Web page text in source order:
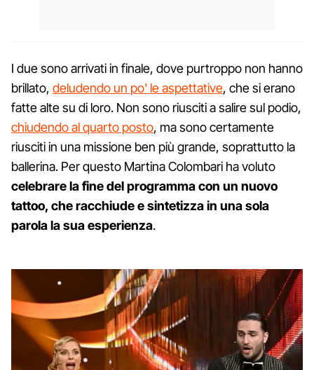
I due sono arrivati in finale, dove purtroppo non hanno
brillato, deludendo un po' le aspettative, che si erano
fatte alte su di loro. Non sono riusciti a salire sul podio,
chiudendo al quarto posto, ma sono certamente
riusciti in una missione ben più grande, soprattutto la
ballerina. Per questo Martina Colombari ha voluto
celebrare la fine del programma con un nuovo
tattoo, che racchiude e sintetizza in una sola
parola la sua esperienza.